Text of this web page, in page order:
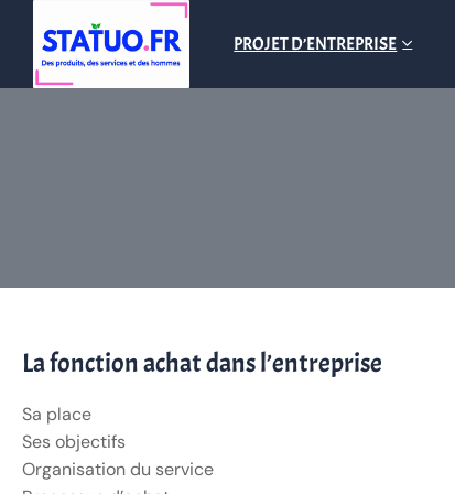
PROJET D’ENTREPRISE
La fonction achat dans l’entreprise
Sa place
Ses objectifs
Organisation du service